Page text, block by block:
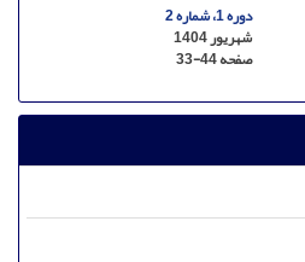
دوره 1، شماره 2
شهریور 1404
صفحه33-44